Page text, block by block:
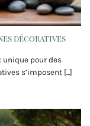
décoratives
unique pour des
s’imposent [...]